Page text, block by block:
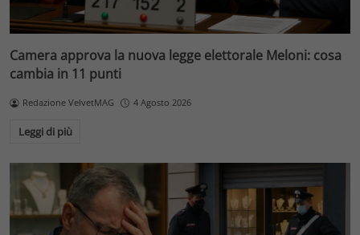
Camera approva la nuova legge elettorale Meloni: cosa
cambia in 11 punti
Redazione VelvetMAG 4 Agosto 2026
Leggi di più